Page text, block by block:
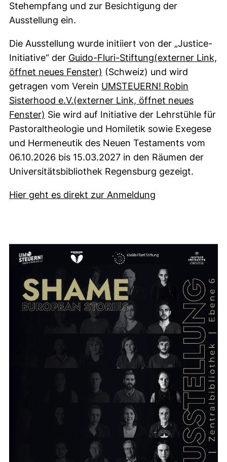
Stehempfang und zur Besichtigung der
Ausstellung ein.
Die Ausstellung wurde initiiert von der „Justice-
Initiative“ der Guido-Fluri-Stiftung(externer Link,
öffnet neues Fenster) (externer Link, öffnet neues
(Schweiz) und wird
getragen vom Verein UMSTEUERN! Robin
Sisterhood e.V.(externer Link, öffnet neues
Fenster) (externer Link, öffnet neues Fenster)
Sie wird auf Initiative der Lehrstühle für
Pastoraltheologie und Homiletik sowie Exegese
und Hermeneutik des Neuen Testaments vom
06.10.2026 bis 15.03.2027 in den Räumen der
Universitätsbibliothek Regensburg gezeigt.
Hier geht es direkt zur Anmeldung